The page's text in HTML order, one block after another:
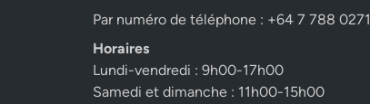
Par numéro de téléphone : +64 7 788 0271
Horaires
Lundi-vendredi : 9h00-17h00
Samedi et dimanche : 11h00-15h00